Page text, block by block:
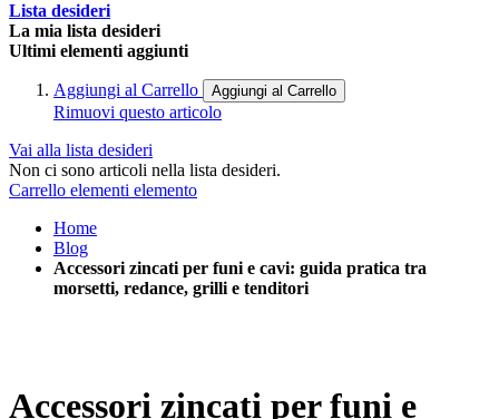
Lista desideri
La mia lista desideri
Ultimi elementi aggiunti
Aggiungi al Carrello Aggiungi al Carrello
Rimuovi questo articolo
Vai alla lista desideri
Non ci sono articoli nella lista desideri.
Carrello elementi elemento
Home
Blog
Accessori zincati per funi e cavi: guida pratica tra
morsetti, redance, grilli e tenditori
Accessori zincati per funi e